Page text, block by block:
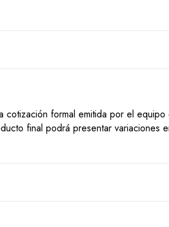
formal emitida por el
final podrá presentar variaciones